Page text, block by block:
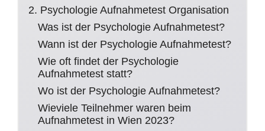
2. Psychologie Aufnahmetest Organisation
Was ist der Psychologie Aufnahmetest?
Wann ist der Psychologie Aufnahmetest?
Wie oft findet der Psychologie
Aufnahmetest statt?
Wo ist der Psychologie Aufnahmetest?
Wieviele Teilnehmer waren beim
Aufnahmetest in Wien 2023?